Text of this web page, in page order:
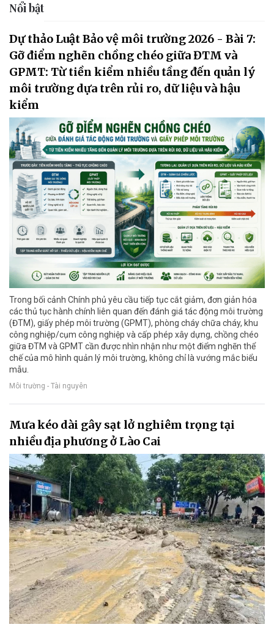
Nổi bật
Dự thảo Luật Bảo vệ môi trường 2026 - Bài 7:
Gỡ điểm nghẽn chồng chéo giữa ĐTM và
GPMT: Từ tiền kiểm nhiều tầng đến quản lý
môi trường dựa trên rủi ro, dữ liệu và hậu
kiểm
Trong bối cảnh Chính phủ yêu cầu tiếp tục cắt giảm, đơn giản hóa
các thủ tục hành chính liên quan đến đánh giá tác động môi trường
(ĐTM), giấy phép môi trường (GPMT), phòng cháy chữa cháy, khu
công nghiệp/cụm công nghiệp và cấp phép xây dựng, chồng chéo
giữa ĐTM và GPMT cần được nhìn nhận như một điểm nghẽn thể
chế của mô hình quản lý môi trường, không chỉ là vướng mắc biểu
mẫu.
Môi trường - Tài nguyên
Mưa kéo dài gây sạt lở nghiêm trọng tại
nhiều địa phương ở Lào Cai